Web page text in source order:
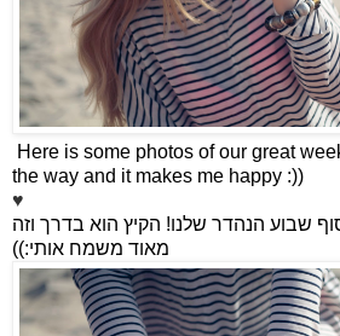
Here is some photos of our great
the way and it makes me happy :))
♥
שבוע הנהדר שלנו! הקיץ הוא בדרך וזה
מאוד משמח אותי:))